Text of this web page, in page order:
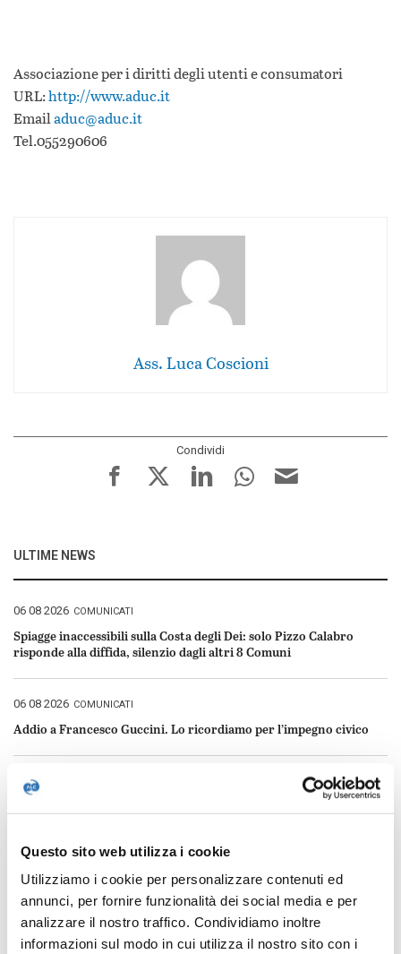
Questo sito web utilizza i cookie
Utilizziamo i cookie per personalizzare contenuti ed
annunci, per fornire funzionalità dei social media e per
analizzare il nostro traffico. Condividiamo inoltre
informazioni sul modo in cui utilizza il nostro sito con i
Associazione per i diritti degli utenti e consumatori
URL:http://www.aduc.it
Emailaduc@aduc.it
Tel.055290606
Ass. Luca Coscioni
Condividi
facebooktwitterLinkedInwhatsapp
ULTIME NEWS
Pubblicato
06 08 2026 COMUNICATI
Spiagge inaccessibili sulla Costa degli Dei: solo Pizzo Calabro
risponde alla diffida, silenzio dagli altri 8 Comuni
Pubblicato
06 08 2026 COMUNICATI
Addio a Francesco Guccini. Lo ricordiamo per l’impegno civico
Pubblicato
06 08 2026
DAT in carcere, abbiamo scritto al Ministro Carlo Nordio
Pubblicato
04 08 2026 COMUNICATI
Liberi Subito raggiunge l’obiettivo di firme necessarie anche in
Calabria